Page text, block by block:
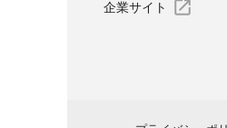
企業サイト